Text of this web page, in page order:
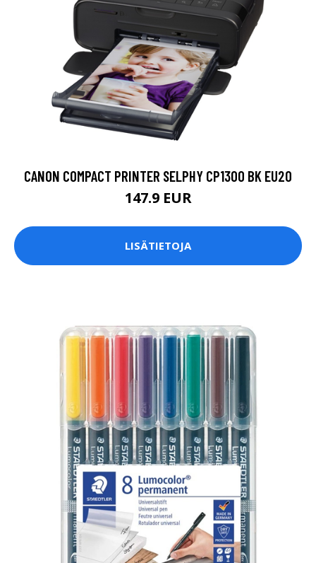
CANON COMPACT PRINTER SELPHY CP1300 BK EU20
147.9 EUR
LISÄTIETOJA